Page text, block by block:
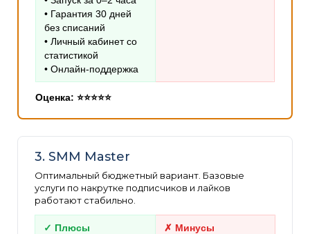
• Гарантия 30 дней
без списаний
• Личный кабинет со
статистикой
• Онлайн-поддержка
Оценка: ⭐⭐⭐⭐⭐
3. SMM Master
Оптимальный бюджетный вариант. Базовые
услуги по накрутке подписчиков и лайков
работают стабильно.
✓ Плюсы
✗ Минусы